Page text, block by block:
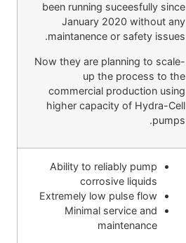
been running suceesfully since
January 2020 without any
maintanence or safety issues.
Now they are planning to scale-
up the process to the
commercial production using
higher capacity of Hydra-Cell
pumps.
Ability to reliably pump
corrosive liquids
Extremely low pulse flow
Minimal service and
maintenance